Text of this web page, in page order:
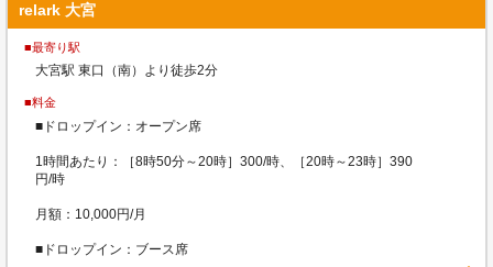
relark 大宮
■最寄り駅
大宮駅 東口（南）より徒歩2分
■料金
■ドロップイン：オープン席
1時間あたり：［8時50分～20時］300/時、［20時～23時］390
円/時
月額：10,000円/月
■ドロップイン：ブース席